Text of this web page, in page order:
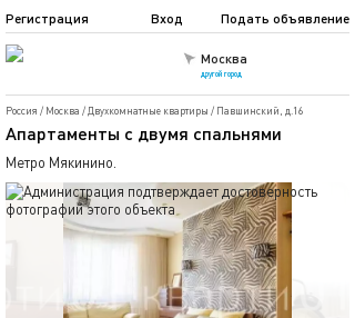
Москва
другой город
Подать объявление
Регистрация Вход
Россия / Москва / Двухкомнатные квартиры / Павшинский, д.16
Апартаменты с двумя спальнями
Метро Мякинино.